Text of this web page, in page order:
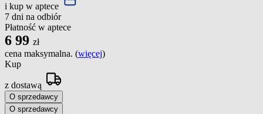
i kup w aptece
7 dni na odbiór
Płatność w aptece
6 99 zł
cena maksymalna. (więcej)
Kup
z dostawą
O sprzedawcy
O sprzedawcy